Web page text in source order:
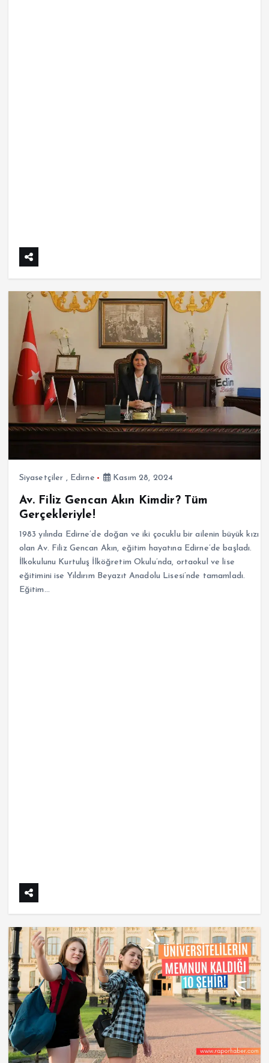
Siyasetçiler , Edirne Kasım 28, 2024
Av. Filiz Gencan Akın Kimdir? Tüm
Gerçekleriyle!
1983 yılında Edirne’de doğan ve iki çocuklu bir ailenin büyük kızı
olan Av. Filiz Gencan Akın, eğitim hayatına Edirne’de başladı.
İlkokulunu Kurtuluş İlköğretim Okulu’nda, ortaokul ve lise
eğitimini ise Yıldırım Beyazıt Anadolu Lisesi’nde tamamladı.
Eğitim…